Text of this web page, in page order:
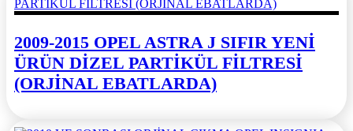
2009-2015 OPEL ASTRA J SIFIR YENİ
ÜRÜN DİZEL PARTİKÜL FİLTRESİ
(ORJİNAL EBATLARDA)